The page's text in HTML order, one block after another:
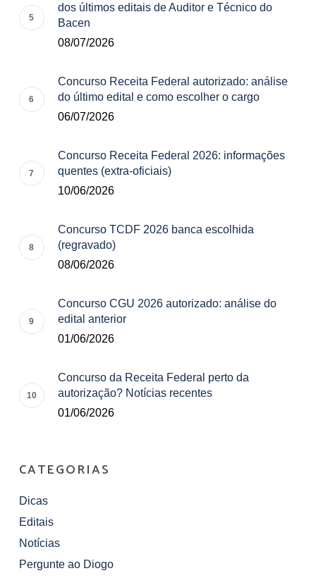
dos últimos editais de Auditor e Técnico do
Bacen
08/07/2026
Concurso Receita Federal autorizado: análise
do último edital e como escolher o cargo
06/07/2026
Concurso Receita Federal 2026: informações
quentes (extra-oficiais)
10/06/2026
Concurso TCDF 2026 banca escolhida
(regravado)
08/06/2026
Concurso CGU 2026 autorizado: análise do
edital anterior
01/06/2026
Concurso da Receita Federal perto da
autorização? Notícias recentes
01/06/2026
CATEGORIAS
Dicas
Editais
Notícias
Pergunte ao Diogo